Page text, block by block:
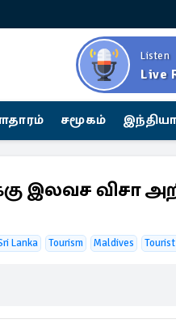
Listen
Live
சமூகம் இந்தியா
இலவச விசா
Lanka Tourism Maldives